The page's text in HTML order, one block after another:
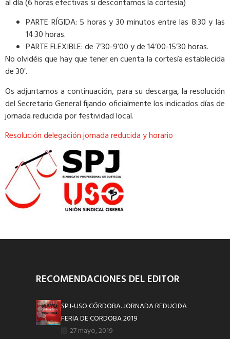
al día (6 horas efectivas si descontamos la cortesía)
PARTE RÍGIDA: 5 horas y 30 minutos entre las 8:30 y las
14:30 horas.
PARTE FLEXIBLE: de 7’30-9’00 y de 14’00-15’30 horas.
No olvidéis que hay que tener en cuenta la cortesía establecida
de 30′.
Os adjuntamos a continuación, para su descarga, la resolución
del Secretario General fijando oficialmente los indicados días de
jornada reducida por festividad local.
Resolución delegación jornada reducida y horario
RECOMENDACIONES DEL EDITOR
SPJ-USO CÓRDOBA. JORNADA REDUCIDA
FERIA DE CORDOBA 2019
27 mayo, 2019